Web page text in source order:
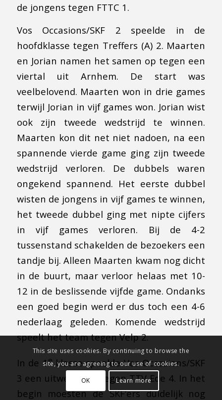
de jongens tegen FTTC 1.
Vos Occasions/SKF 2 speelde in de
hoofdklasse tegen Treffers (A) 2. Maarten
en Jorian namen het samen op tegen een
viertal uit Arnhem. De start was
veelbelovend. Maarten won in drie games
terwijl Jorian in vijf games won. Jorian wist
ook zijn tweede wedstrijd te winnen.
Maarten kon dit net niet nadoen, na een
spannende vierde game ging zijn tweede
wedstrijd verloren. De dubbels waren
ongekend spannend. Het eerste dubbel
wisten de jongens in vijf games te winnen,
het tweede dubbel ging met nipte cijfers
in vijf games verloren. Bij de 4-2
tussenstand schakelden de bezoekers een
tandje bij. Alleen Maarten kwam nog dicht
in de buurt, maar verloor helaas met 10-
12 in de beslissende vijfde game. Ondanks
een goed begin werd er dus toch een 4-6
nederlaag geleden. Komende wedstrijd
speelt het team tegen Velp 2.
In de 1eklasse speelde Vos Occasions/SKF
3 een uitwedstrijd tegen TTV Ede 4. In het
begin moesten de SKF’ers duidelijk nog
This site uses cookies. By continuing to browse the
site, you are agreeing to our use of cookies.
OK Learn more